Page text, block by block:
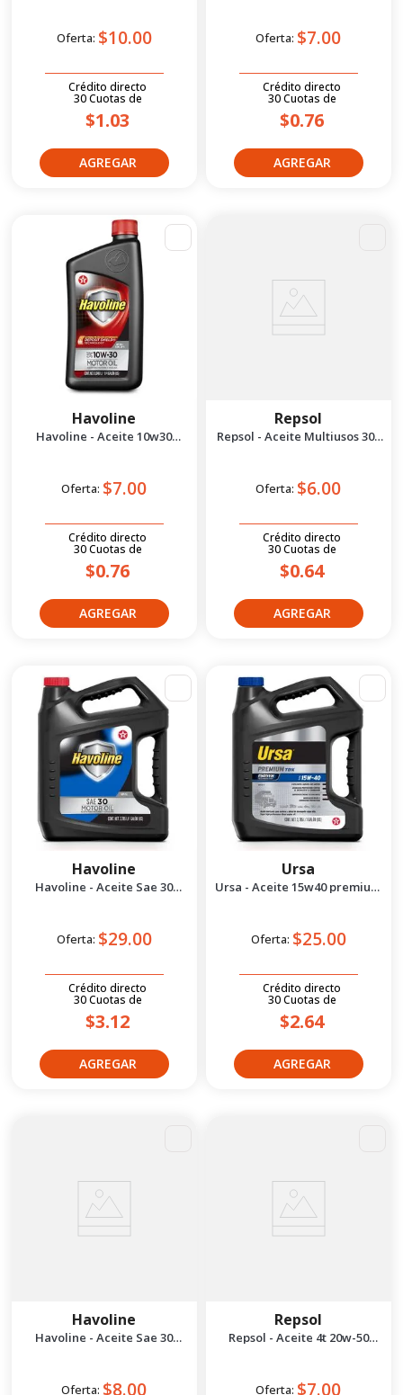
Oferta: $10.00
Crédito directo
30Cuotas de
$1.03
Oferta: $7.00
Crédito directo
30Cuotas de
$0.76
Havoline
Havoline - Aceite 10w30
Oferta: $7.00
Crédito directo
30Cuotas de
$0.76
Repsol
Repsol - Aceite Multiusos 300
Oferta: $6.00
Crédito directo
30Cuotas de
$0.64
Havoline
Havoline - Aceite Sae 30
Oferta: $29.00
Crédito directo
30Cuotas de
$3.12
Ursa
Ursa - Aceite 15w40 premium
Oferta: $25.00
Crédito directo
30Cuotas de
$2.64
Havoline
Havoline - Aceite Sae 30
Oferta: $8.00
Repsol
Repsol - Aceite 4t 20w-50
Oferta: $7.00